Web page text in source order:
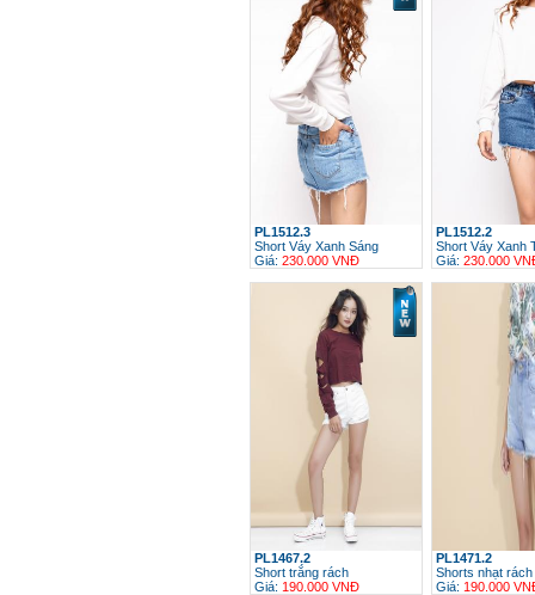
PL1512.3
Short Váy Xanh Sáng
Giá: 230.000 VNĐ
PL1512.2
Short Váy Xanh
Giá: 230.000
PL1467.2
Short trắng rách
Giá: 190.000 VNĐ
PL1471.2
Shorts nhạt rách
Giá: 190.000